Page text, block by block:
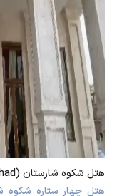
هتل شکوه شارستان (Shokouh Sharestan Hotel Mashhad):
هتل چهار ستاره شکوه